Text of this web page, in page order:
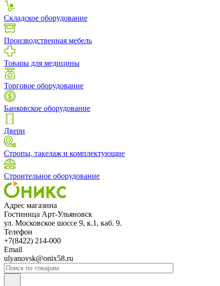
Складское оборудование
Производственная мебель
Товары для медицины
Торговое оборудование
Банковское оборудование
Двери
Стропы, такелаж и комплектующие
Строительное оборудование
Адрес магазина
Гостиница Арт-Ульяновск
ул. Московское шоссе 9, к.1, каб. 9.
Телефон
+7(8422) 214-000
Email
ulyanovsk@onix58.ru